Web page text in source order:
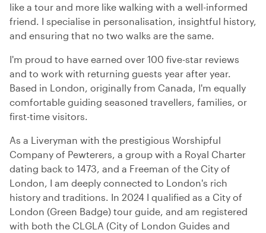
like a tour and more like walking with a well-informed
friend. I specialise in personalisation, insightful history,
and ensuring that no two walks are the same.
I'm proud to have earned over 100 five-star reviews
and to work with returning guests year after year.
Based in London, originally from Canada, I'm equally
comfortable guiding seasoned travellers, families, or
first-time visitors.
As a Liveryman with the prestigious Worshipful
Company of Pewterers, a group with a Royal Charter
dating back to 1473, and a Freeman of the City of
London, I am deeply connected to London's rich
history and traditions. In 2024 I qualified as a City of
London (Green Badge) tour guide, and am registered
with both the CLGLA (City of London Guides and